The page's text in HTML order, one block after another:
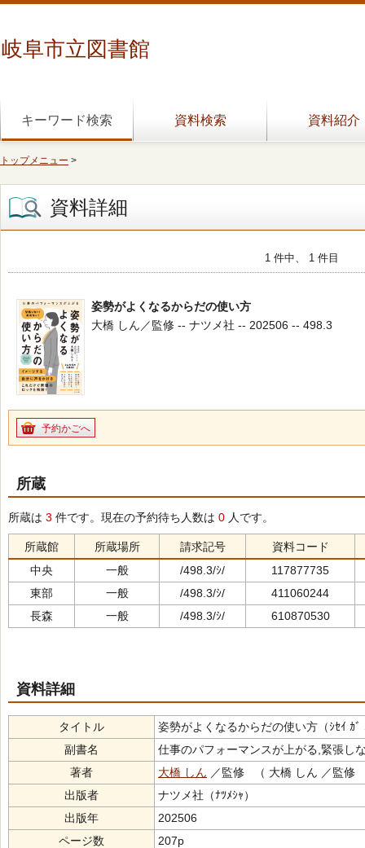
岐阜市立図書館
キーワード検索 資料検索 資料紹介
トップメニュー >
資料詳細
1 件中、 1 件目
姿勢がよくなるからだの使い方
大橋 しん／監修 -- ナツメ社 -- 202506 -- 498.3
予約かごへ
所蔵
所蔵は 3 件です。現在の予約待ち人数は 0 人です。
所蔵館 所蔵場所 請求記号
資料コード
中央
一般 /498.3/ｼ/
117877735
東部
一般 /498.3/ｼ/
411060244
長森
一般 /498.3/ｼ/ 610870530
資料詳細
タイトル
姿勢がよくなるからだの使い方（ｼｾｲ ｶﾞ
副書名
仕事のパフォーマンスが上がる,緊張し
著者
大橋 しん ／監修 （ 大橋 しん ／監修
出版者
ナツメ社（ﾅﾂﾒｼｬ）
出版年
202506
ページ数
207p